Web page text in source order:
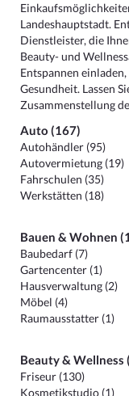
Landeshauptstadt.
Dienstleister, die
Beauty- und
Entspannen
Gesundheit. Lassen
Zusammenstellung
Auto (167)
Autohändler (95)
Autovermietung (19)
Fahrschulen (35)
Werkstätten (18)
Bauen & Wohnen
Baubedarf (7)
Gartencenter (1)
Hausverwaltung (2)
Möbel (4)
Raumausstatter (1)
Beauty & Wellness
Friseur (130)
Kosmetikstudio (1)